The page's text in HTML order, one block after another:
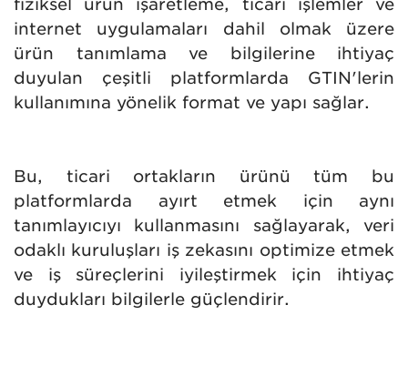
fiziksel ürün işaretleme, ticari işlemler ve
internet uygulamaları dahil olmak üzere
ürün tanımlama ve bilgilerine ihtiyaç
duyulan çeşitli platformlarda GTIN'lerin
kullanımına yönelik format ve yapı sağlar.
Bu, ticari ortakların ürünü tüm bu
platformlarda ayırt etmek için aynı
tanımlayıcıyı kullanmasını sağlayarak, veri
odaklı kuruluşları iş zekasını optimize etmek
ve iş süreçlerini iyileştirmek için ihtiyaç
duydukları bilgilerle güçlendirir.